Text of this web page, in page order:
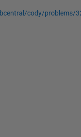
cody/problems/